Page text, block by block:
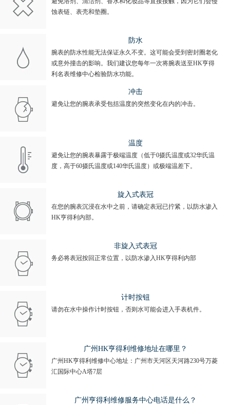
蚀表链、表壳和垫圈。
防水
腕表的防水性能无法保证永久不变。这可能会受到密封圈老化
或意外撞击的影响。我们建议您每年一次将腕表送至HK亨得
利名表维修中心检验防水功能。
冲击
避免让您的腕表承受包括温度的突然变化在内的冲击。
温度
避免让您的腕表暴露于极端温度（低于0摄氏温度或32华氏温
度，高于60摄氏温度或140华氏温度）或极端温差下。
旋入式表冠
在您的腕表沉浸在水中之前，请确定表冠已拧紧，以防水渗入
HK亨得利内部。
非旋入式表冠
务必将表冠按回正常位置，以防水渗入HK亨得利内部
计时按钮
请勿在水中操作计时按钮，否则水可能会进入手表机件。
广州HK亨得利维修地址在哪里？
广州HK亨得利维修中心地址：广州市天河区天河路230号万菱
汇国际中心A塔7层
广州亨得利维修服务中心电话是什么？